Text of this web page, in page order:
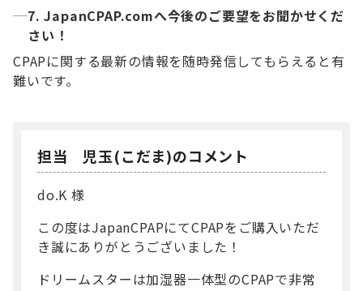
7. JapanCPAP.comへ今後のご要望をお聞かせくだ
さい！
CPAPに関する最新の情報を随時発信してもらえると有
難いです。
担当 児玉(こだま)のコメント
do.K 様
この度はJapanCPAPにてCPAPをご購入いただ
き誠にありがとうございました！
ドリームスターは加湿器一体型のCPAPで非常